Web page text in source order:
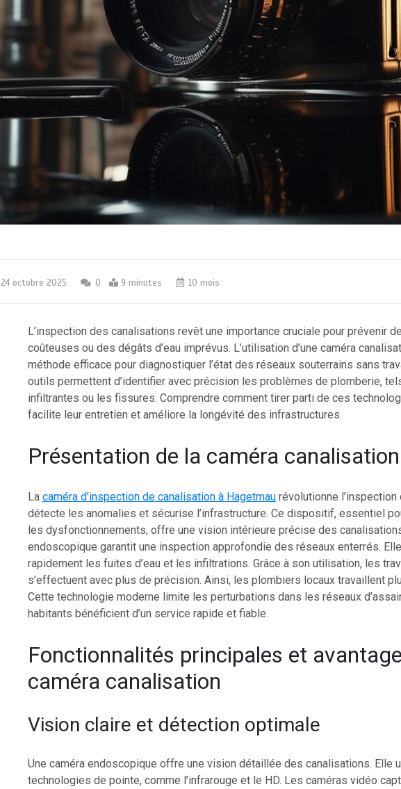
24 octobre 2025 0 9 minutes 10 mois
L’inspection des canalisations revêt une importance cruciale pour prévenir
coûteuses ou des dégâts d’eau imprévus. L’utilisation d’une caméra
méthode efficace pour diagnostiquer l’état des réseaux souterrains sans
outils permettent d’identifier avec précision les problèmes de plomberie,
infiltrantes ou les fissures. Comprendre comment tirer parti de ces
facilite leur entretien et améliore la longévité des infrastructures.
Présentation de la caméra canalisation
La caméra d’inspection de canalisation à Hagetmaurévolutionne l’inspection
détecte les anomalies et sécurise l’infrastructure. Ce dispositif, essentiel
les dysfonctionnements, offre une vision intérieure précise des
endoscopique garantit une inspection approfondie des réseaux enterrés.
rapidement les fuites d’eau et les infiltrations. Grâce à son utilisation, les
s’effectuent avec plus de précision. Ainsi, les plombiers locaux travaillent
Cette technologie moderne limite les perturbations dans les réseaux
habitants bénéficient d’un service rapide et fiable.
Fonctionnalités principales et
caméra canalisation
Vision claire et détection optimale
Une caméra endoscopique offre une vision détaillée des canalisations. Elle
technologies de pointe, comme l’infrarouge et le HD. Les caméras vidéo